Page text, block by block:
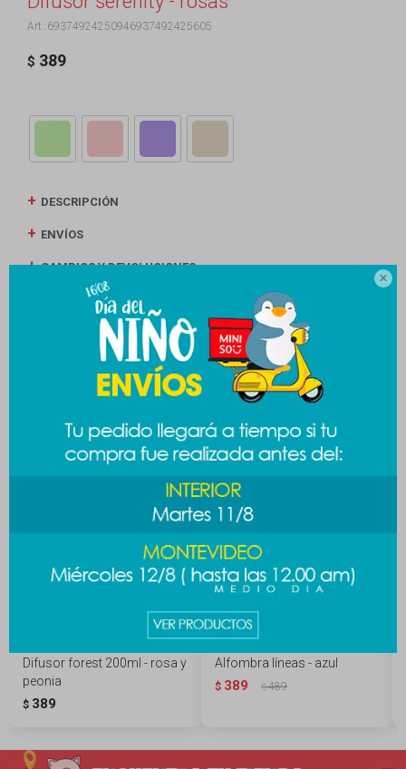

69374924250946937492425605
$ 389
DESCRIPCIÓN
ENVÍOS
CAMBIOS Y DEVOLUCIONES
MEDIOS DE PAGO
Productos que te pueden interesar
Difusor forest 200ml - rosa y
peonia
$ 389
Alfombra líneas - azul
$ 389 $489